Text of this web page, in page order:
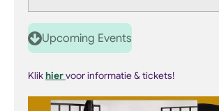
P
l
a
M
Upcoming Events
Klikhiervoor informatie & tickets!